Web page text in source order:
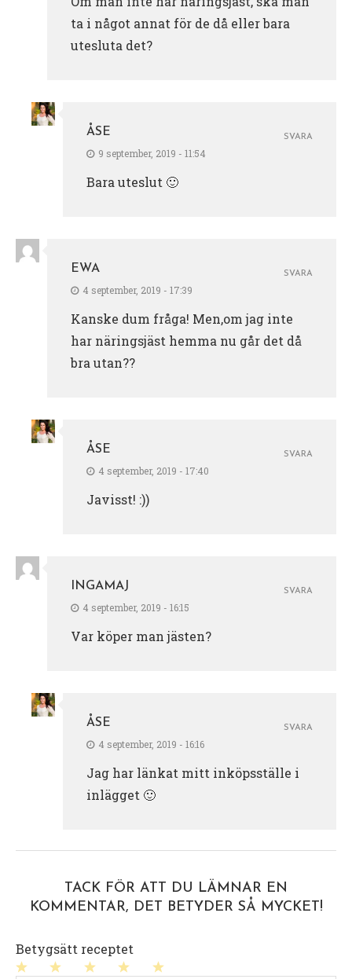
ta i något annat för de då eller bara
utesluta det?
ÅSE
9 september, 2019 - 11:54
Bara uteslut 🙂
SVARA
EWA
4 september, 2019 - 17:39
Kanske dum fråga! Men,om jag inte
har näringsjäst hemma nu går det då
bra utan??
SVARA
ÅSE
4 september, 2019 - 17:40
Javisst! :))
SVARA
INGAMAJ
4 september, 2019 - 16:15
Var köper man jästen?
SVARA
ÅSE
4 september, 2019 - 16:16
Jag har länkat mitt inköpsställe i
inlägget 🙂
SVARA
TACK FÖR ATT DU LÄMNAR EN
KOMMENTAR, DET BETYDER SÅ MYCKET!
Betygsätt receptet